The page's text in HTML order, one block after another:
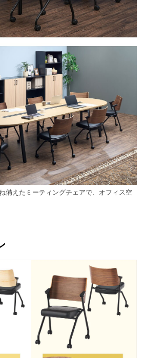
備えたミーティングチェアで、オフィス空